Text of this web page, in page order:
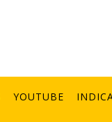
YOUTUBE